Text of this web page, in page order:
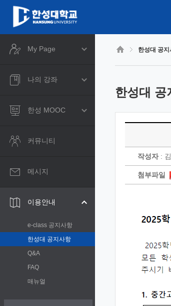
텐
CyberCampus
My Page
나의 강좌
한성 MOOC
커뮤니티
메시지
이용안내
e-class 공지사항
한성대 공지사항
Q&A
FAQ
매뉴얼
한성대 공지
한성대 공
작성자:
첨부파일